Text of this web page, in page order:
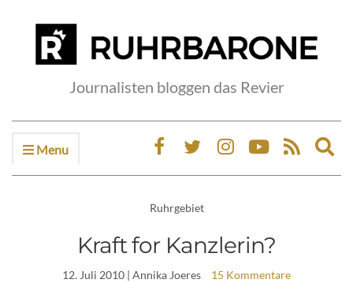
Journalisten bloggen das Revier
Menu
Ruhrgebiet
Kraft for Kanzlerin?
12. Juli 2010 | Annika Joeres 15 Kommentare